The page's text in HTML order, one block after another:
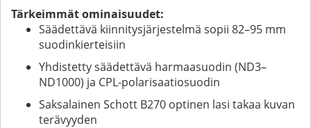
Tärkeimmät ominaisuudet:
Säädettävä kiinnitysjärjestelmä sopii 82–95 mm
suodinkierteisiin
Yhdistetty säädettävä harmaasuodin (ND3–
ND1000) ja CPL-polarisaatiosuodin
Saksalainen Schott B270 optinen lasi takaa kuvan
terävyyden